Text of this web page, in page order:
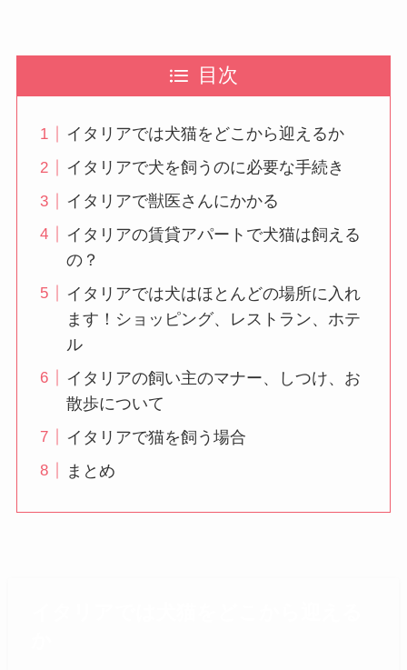
目次
イタリアでは犬猫をどこから迎えるか
イタリアで犬を飼うのに必要な手続き
イタリアで獣医さんにかかる
イタリアの賃貸アパートで犬猫は飼える
の？
イタリアでは犬はほとんどの場所に入れ
ます！ショッピング、レストラン、ホテ
ル
イタリアの飼い主のマナー、しつけ、お
散歩について
イタリアで猫を飼う場合
まとめ